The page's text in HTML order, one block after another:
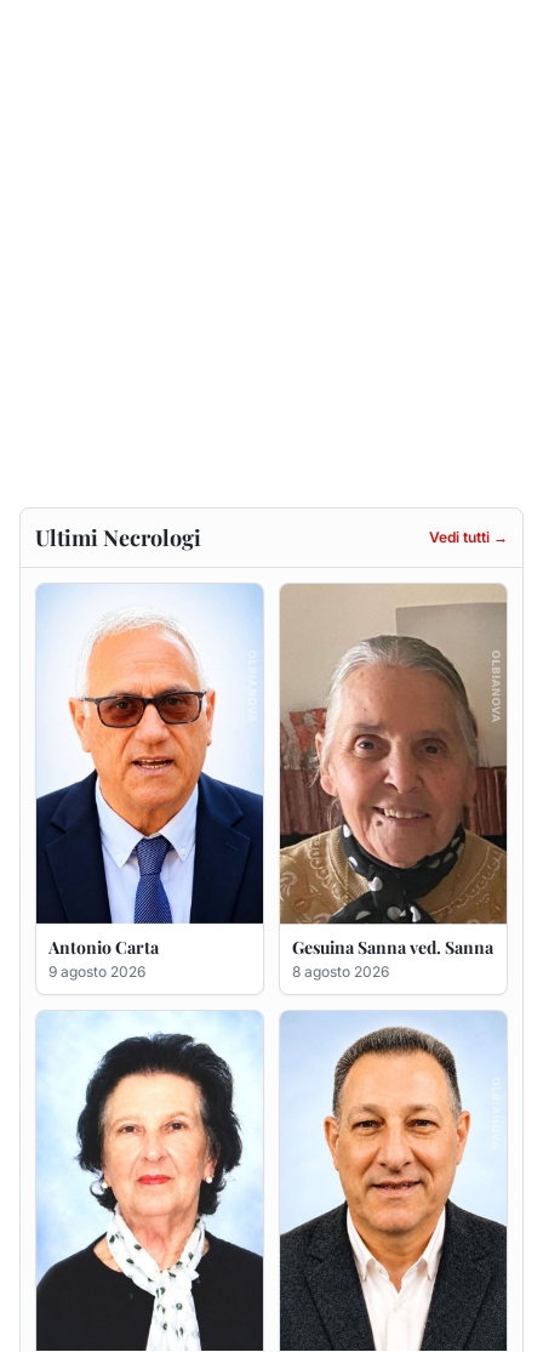
Antonio Carta
9 agosto 2026
Gesuina Sanna ved. Sanna
Francesca Anna Pirina
ved. Pileri
6 agosto 2026
Massimo Ricciu
6 agosto 2026